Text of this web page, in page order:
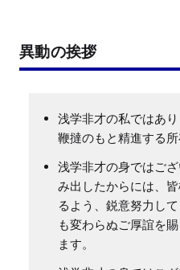
異動の挨拶
浅学非才の私ではあ
鞭撻のもと精進する所
浅学非才の身ではご
み出したからには、
るよう、鋭意努力し
も変わらぬご厚誼を
ます。